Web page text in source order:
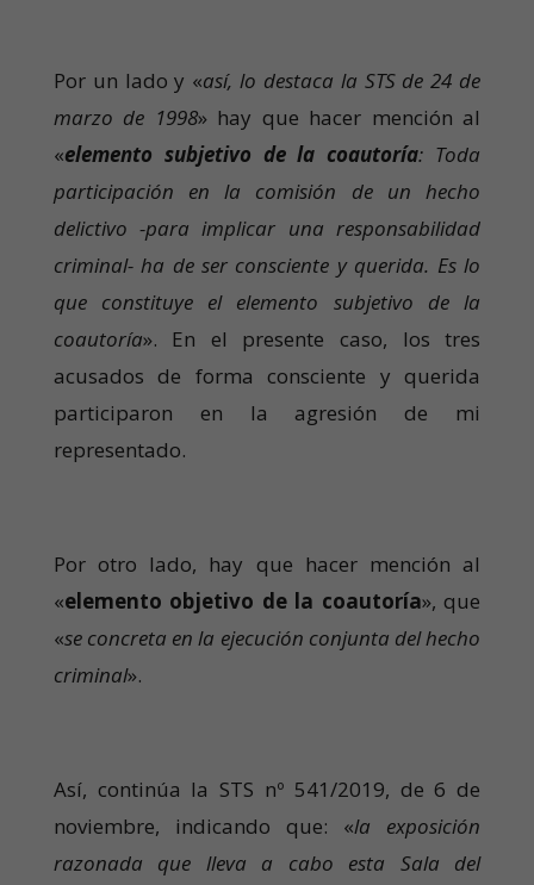
Por un lado y «así, lo destaca la STS de 24 de
marzo de 1998» hay que hacer mención al
«elemento subjetivo de la coautoría: Toda
participación en la comisión de un hecho
delictivo -para implicar una responsabilidad
criminal- ha de ser consciente y querida. Es lo
que constituye el elemento subjetivo de la
coautoría». En el presente caso, los tres
acusados de forma consciente y querida
participaron en la agresión de mi
representado.
Por otro lado, hay que hacer mención al
«elemento objetivo de la coautoría», que
«se concreta en la ejecución conjunta del hecho
criminal».
Así, continúa la STS nº 541/2019, de 6 de
noviembre, indicando que: «la exposición
razonada que lleva a cabo esta Sala del